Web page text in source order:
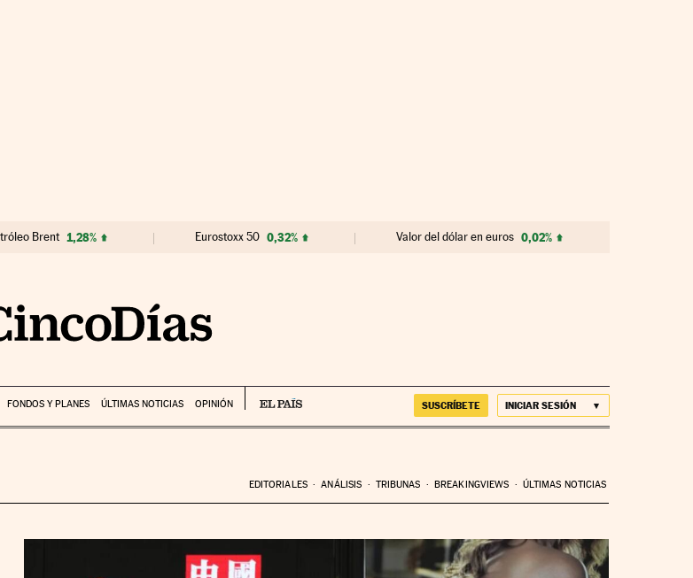
Brent 1,28% Eurostoxx 50 0,32% Valor del dólar en euros 0,02%
FONDOS Y PLANES ÚLTIMAS NOTICIAS OPINIÓN SUSCRÍBETE INICIAR SESIÓN
EDITORIALES ANÁLISIS TRIBUNAS BREAKINGVIEWS ÚLTIMAS NOTICIAS